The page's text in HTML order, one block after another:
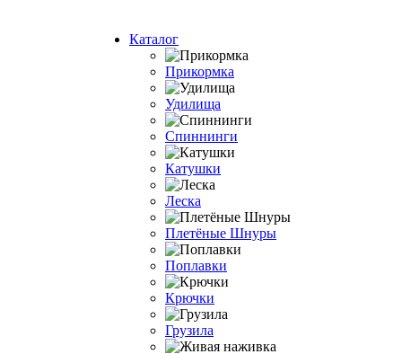
Каталог
Прикормка
Удилища
Спиннинги
Катушки
Леска
Плетёные Шнуры
Поплавки
Крючки
Грузила